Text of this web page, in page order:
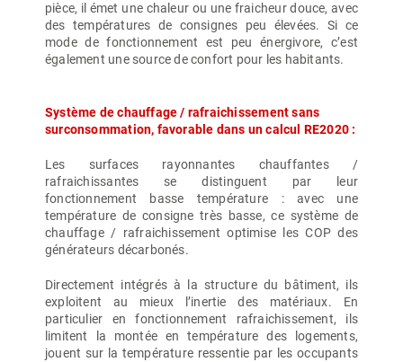
pièce, il émet une chaleur ou une fraicheur douce, avec
des températures de consignes peu élevées. Si ce
mode de fonctionnement est peu énergivore, c’est
également une source de confort pour les habitants.
Système de chauffage / rafraichissement sans
surconsommation, favorable dans un calcul RE2020 :
Les surfaces rayonnantes chauffantes /
rafraichissantes se distinguent par leur
fonctionnement basse température : avec une
température de consigne très basse, ce système de
chauffage / rafraichissement optimise les COP des
générateurs décarbonés.
Directement intégrés à la structure du bâtiment, ils
exploitent au mieux l’inertie des matériaux. En
particulier en fonctionnement rafraichissement, ils
limitent la montée en température des logements,
jouent sur la température ressentie par les occupants